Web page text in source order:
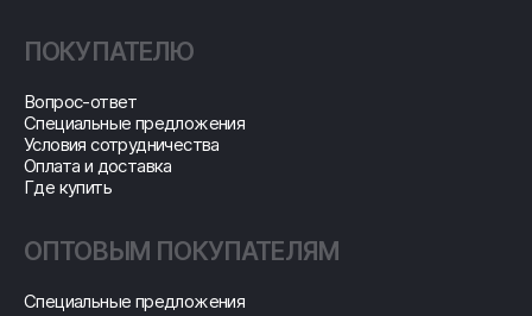
ПОКУПАТЕЛЮ
Вопрос-ответ
Специальные предложения
Условия сотрудничества
Оплата и доставка
Где купить
ОПТОВЫМ ПОКУПАТЕЛЯМ
Специальные предложения